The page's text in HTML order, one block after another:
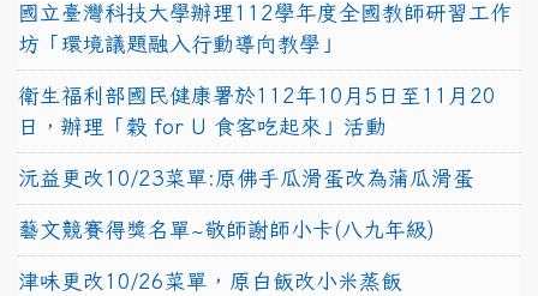
國立臺灣科技大學辦理112學年度全國教師研習工作
坊「環境議題融入行動導向教學」
衛生福利部國民健康署於112年10月5日至11月20
日，辦理「穀 for U 食客吃起來」活動
沅益更改10/23菜單:原佛手瓜滑蛋改為蒲瓜滑蛋
藝文競賽得獎名單~敬師謝師小卡(八九年級)
津味更改10/26菜單，原白飯改小米蒸飯